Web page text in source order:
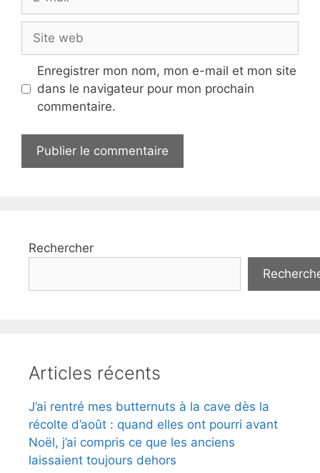
Site
web
Enregistrer mon nom, mon e-mail et mon site
dans le navigateur pour mon prochain
commentaire.
Rechercher
Articles récents
J’ai rentré mes butternuts à la cave dès la
récolte d’août : quand elles ont pourri avant
Noël, j’ai compris ce que les anciens
laissaient toujours dehors